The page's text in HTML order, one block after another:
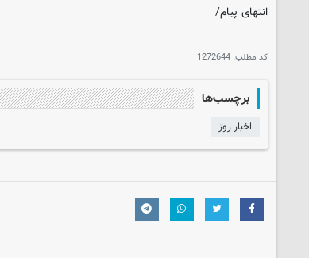
انتهای پیام/
کد مطلب: 1272644
برچسب‌ها
اخبار روز